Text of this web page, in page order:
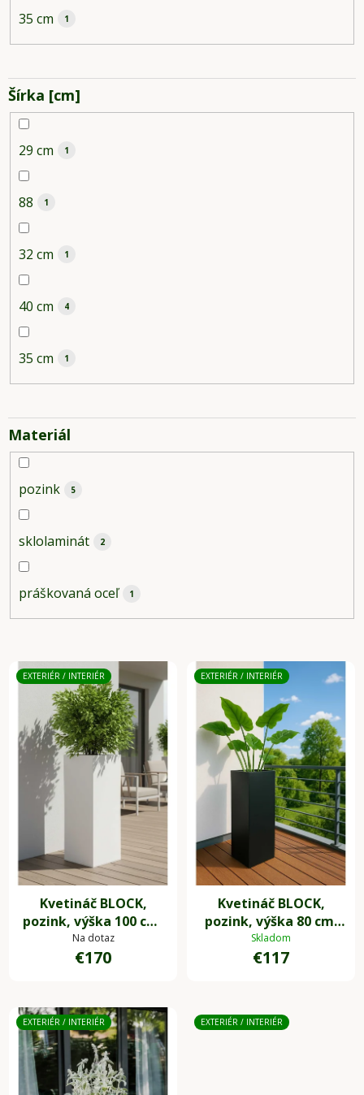
35 cm 1
Šírka [cm]
29 cm 1
88 1
32 cm 1
40 cm 4
35 cm 1
Materiál
pozink 5
sklolaminát 2
práškovaná oceľ 1
V
ý
k
EXTERIÉR / INTERIÉR
Kvetináč BLOCK,
pozink, výška 100 cm,
biely, vr. zavlaž.
systému
Na dotaz
€170
EXTERIÉR / INTERIÉR
Kvetináč BLOCK,
pozink, výška 80 cm,
antracit, vr. zavlaž.
systému
Skladom
€117
EXTERIÉR / INTERIÉR EXTERIÉR / INTERIÉR